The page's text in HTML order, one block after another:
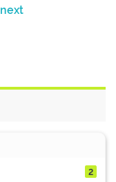
next
2